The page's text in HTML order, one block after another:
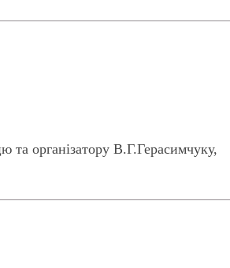
та організатору В.Г.Герасимчуку,